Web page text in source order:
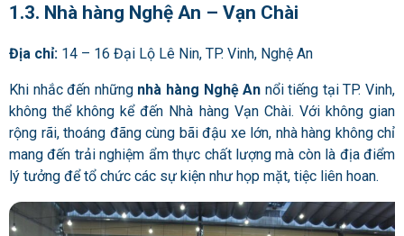
1.3. Nhà hàng Nghệ An – Vạn Chài
Địa chỉ: 14 – 16 Đại Lộ Lê Nin, TP. Vinh, Nghệ An
Khi nhắc đến những nhà hàng Nghệ An nổi tiếng tại TP. Vinh,
không thể không kể đến Nhà hàng Vạn Chài. Với không gian
rộng rãi, thoáng đãng cùng bãi đậu xe lớn, nhà hàng không chỉ
mang đến trải nghiệm ẩm thực chất lượng mà còn là địa điểm
lý tưởng để tổ chức các sự kiện như họp mặt, tiệc liên hoan.